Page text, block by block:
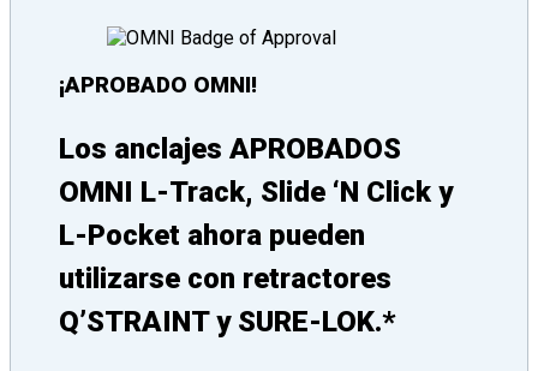
¡APROBADO OMNI!
Los anclajes APROBADOS
OMNI L-Track, Slide ‘N Click y
L-Pocket ahora pueden
utilizarse con retractores
Q’STRAINT y SURE-LOK.*